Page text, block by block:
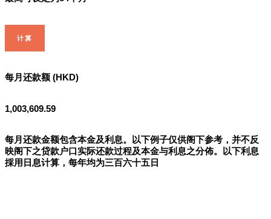
计算
每月还款额 (HKD)
1,003,609.59
每月还款金额包含本金及利息。以下例子仅供阁下参考，并不反
映阁下之贷款户口实际还款过程及本金与利息之分佈。以下利息
採用日息计算，每年均为三百六十五日